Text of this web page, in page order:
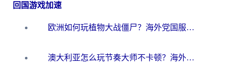
回国游戏加速
欧洲如何玩植物大战僵尸？海外党国服游戏加速避坑指南（附实测对比）
澳大利亚怎么玩节奏大师不卡顿？海外党国服游戏加速终极指南